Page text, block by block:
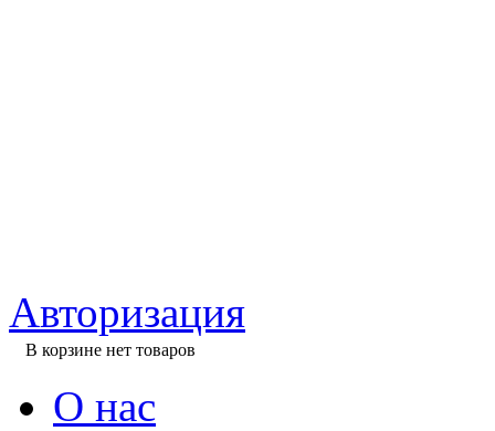
Авторизация
В корзине нет товаров
О нас